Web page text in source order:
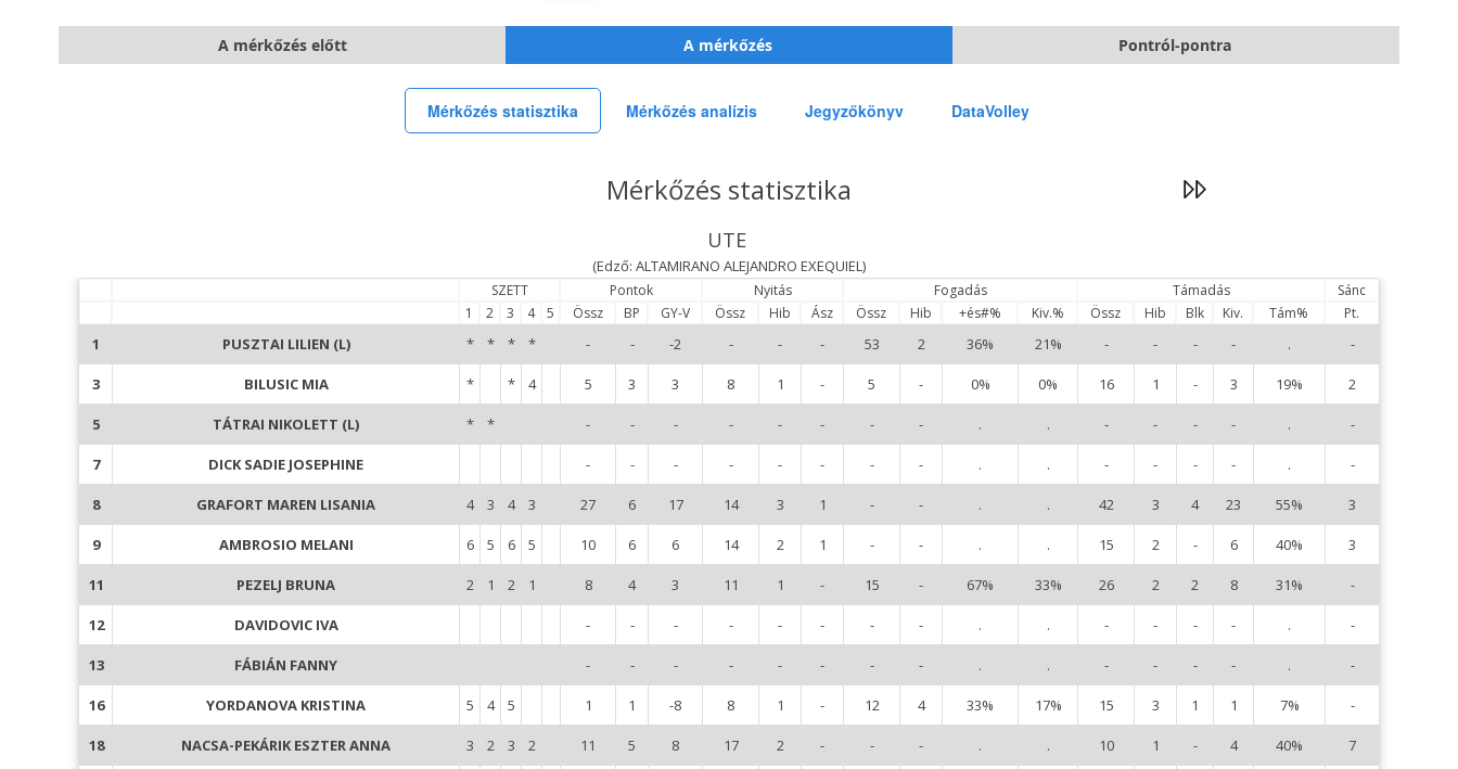
A mérkőzés előtt A mérkőzés Pontról-pontra
Mérkőzés statisztika Mérkőzés analízis Jegyzőkönyv DataVolley
Mérkőzés statisztika
UTE
(Edző: ALTAMIRANO ALEJANDRO EXEQUIEL)
SZETT Pontok Nyitás Fogadás Támadás
Sánc
1
2 3 4 5 Össz BP GY-V Össz Hib Ász Össz Hib +és#% Kiv.% Össz Hib Blk Kiv. Tám% Pt.
1 PUSZTAI LILIEN (L) * * * * - - -2 - - - 53 2 36% 21% - - - - . -
3 BILUSIC MIA * * 4 5 3 3 8 1 - 5 - 0% 0% 16 1 - 3 19% 2
5 TÁTRAI NIKOLETT (L) * * - - - - - - - - . . - - - - . -
7 DICK SADIE JOSEPHINE - - - - - - - - . . - - - - . -
8 GRAFORT MAREN LISANIA 4 3 4 3 27 6 17 14 3 1 - - . . 42 3 4 23 55% 3
9 AMBROSIO MELANI 6 5 6 5 10 6 6 14 2 1 - - . . 15 2 - 6 40% 3
11 PEZELJ BRUNA 2 1 2 1 8 4 3 11 1 - 15 - 67% 33% 26 2 2 8 31% -
12 DAVIDOVIC IVA - - - - - - - - . . - - - - . -
13 FÁBIÁN FANNY - - - - - - - - . . - - - - . -
16 YORDANOVA KRISTINA 5 4 5 1 1 -8 8 1 - 12 4 33% 17% 15 3 1 1 7% -
18 NACSA-PEKÁRIK ESZTER ANNA 3 2 3 2 11 5 8 17 2 - - - . . 10 1 - 4 40% 7